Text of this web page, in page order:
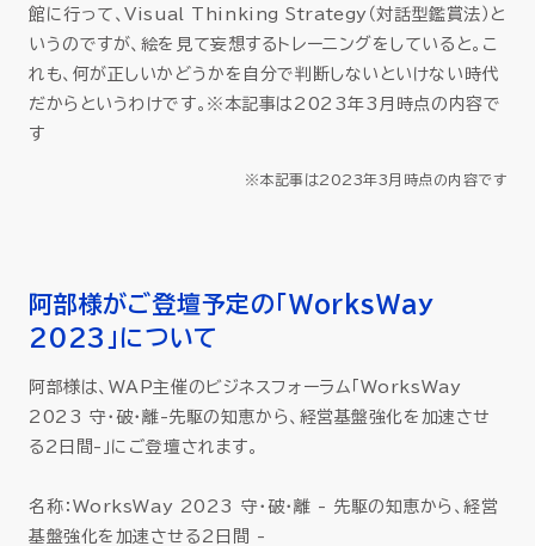
館に行って、Visual Thinking Strategy（対話型鑑賞法）と
いうのですが、絵を見て妄想するトレーニングをしていると。こ
れも、何が正しいかどうかを自分で判断しないといけない時代
だからというわけです。※本記事は2023年3月時点の内容で
す
※本記事は2023年3月時点の内容です
阿部様がご登壇予定の「WorksWay
2023」について
阿部様は、WAP主催のビジネスフォーラム「WorksWay
2023 守・破・離-先駆の知恵から、経営基盤強化を加速させ
る2日間-」にご登壇されます。
名称：WorksWay 2023 守・破・離 - 先駆の知恵から、経営
基盤強化を加速させる2日間 -